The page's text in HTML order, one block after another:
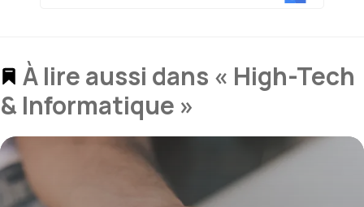
À lire aussi dans « High-Tech
& Informatique »